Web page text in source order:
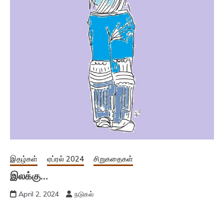
இதழ்கள் ஏப்ரல் 2024 சிறுகதைகள்
இலக்கு…
April 2, 2024 நடுகல்